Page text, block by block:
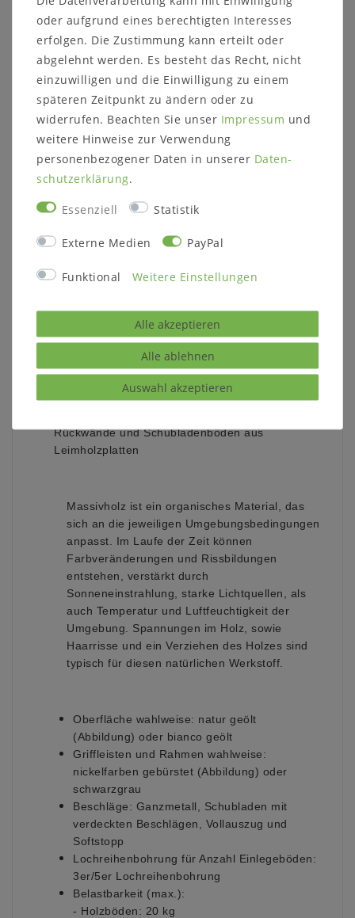
Breite: 241,4 cm
Höhe: 59,8 cm
Tiefe: 38,1 cm
Details:
4 Holz-Einlegeböden
Alle Türen öffnen sich "über Eck"! Es ist
angeschlagen ist, ein Platzbedarf von
Weitere Informationen zum Programm:
rustikale Asteiche massiv, stabverleimt gem. DIN
EN 204:2001
Rückwände und Schubladenböden aus
Leimholzplatten
Massivholz ist ein organisches Material, das
sich an die jeweiligen Umgebungsbedingungen
anpasst. Im Laufe der Zeit können
Farbveränderungen und Rissbildungen
entstehen, verstärkt durch
Sonneneinstrahlung, starke Lichtquellen, als
auch Temperatur und Luftfeuchtigkeit der
Umgebung. Spannungen im Holz, sowie
Haarrisse und ein Verziehen des Holzes sind
typisch für diesen natürlichen Werkstoff.
Oberfläche wahlweise: natur geölt
(Abbildung) oder bianco geölt
Griffleisten und Rahmen wahlweise:
nickelfarben gebürstet (Abbildung) oder
schwarzgrau
Beschläge: Ganzmetall, Schubladen mit
verdeckten Beschlägen, Vollauszug und
Softstopp
Lochreihenbohrung für Anzahl Einlegeböden:
3er/5er Lochreihenbohrung
Belastbarkeit (max.):
- Holzböden: 20 kg
oder aufgrund eines berechtigten Interesses
erfolgen. Die Zustimmung kann erteilt oder
abgelehnt werden. Es besteht das Recht, nicht
einzuwilligen und die Einwilligung zu einem
späteren Zeitpunkt zu ändern oder zu
widerrufen. Beachten Sie unser Impressum und
weitere Hinweise zur Verwendung
personenbezogener Daten in unserer Daten­
schutz­erklärung.
Essenziell Statistik
Externe Medien PayPal
Funktional Weitere Einstellungen
Alle akzeptieren
Alle ablehnen
Auswahl akzeptieren